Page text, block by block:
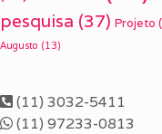
pesquisa (37) Projeto
Augusto (13)
(11) 3032-5411
(11) 97233-0813